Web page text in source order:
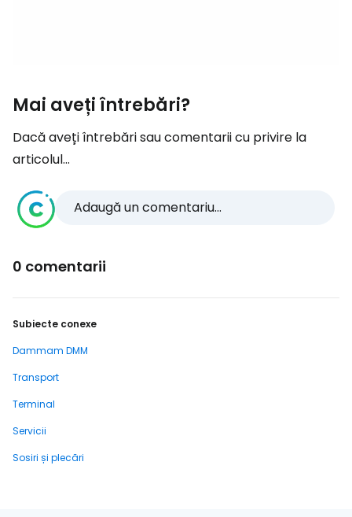
Mai aveți întrebări?
Dacă aveți întrebări sau comentarii cu privire la
articolul...
Adaugă un comentariu...
0 comentarii
Subiecte conexe
Dammam DMM
Transport
Terminal
Servicii
Sosiri și plecări